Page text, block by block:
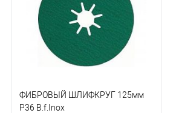
К сравнению
В избранное
В наличии
ФИБРОВЫЙ ШЛИФКРУГ 125мм
P36 B.f.Inox